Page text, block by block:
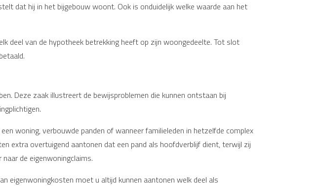
dat hij in het bijgebouw woont. Ook is onduidelijk welke waarde aan het
deel van de hypotheek betrekking heeft op zijn woongedeelte. Tot slot
Deze zaak illustreert de bewijsproblemen die kunnen ontstaan bij
woning, verbouwde panden of wanneer familieleden in hetzelfde complex
extra overtuigend aantonen dat een pand als hoofdverblijf dient, terwijl zij
de eigenwoningclaims.
eigenwoningkosten moet u altijd kunnen aantonen welk deel als